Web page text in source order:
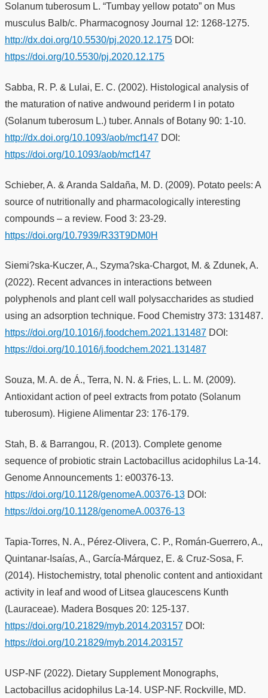
Solanum tuberosum L. “Tumbay yellow potato” on Mus
musculus Balb/c. Pharmacognosy Journal 12: 1268-1275.
http://dx.doi.org/10.5530/pj.2020.12.175DOI:
https://doi.org/10.5530/pj.2020.12.175
Sabba, R. P. & Lulai, E. C. (2002). Histological analysis of
the maturation of native andwound periderm I in potato
(Solanum tuberosum L.) tuber. Annals of Botany 90: 1-10.
http://dx.doi.org/10.1093/aob/mcf147DOI:
https://doi.org/10.1093/aob/mcf147
Schieber, A. & Aranda Saldaña, M. D. (2009). Potato peels: A
source of nutritionally and pharmacologically interesting
compounds – a review. Food 3: 23-29.
https://doi.org/10.7939/R33T9DM0H
Siemi?ska-Kuczer, A., Szyma?ska-Chargot, M. & Zdunek, A.
(2022). Recent advances in interactions between
polyphenols and plant cell wall polysaccharides as studied
using an adsorption technique. Food Chemistry 373: 131487.
https://doi.org/10.1016/j.foodchem.2021.131487DOI:
https://doi.org/10.1016/j.foodchem.2021.131487
Souza, M. A. de Á., Terra, N. N. & Fries, L. L. M. (2009).
Antioxidant action of peel extracts from potato (Solanum
tuberosum). Higiene Alimentar 23: 176-179.
Stah, B. & Barrangou, R. (2013). Complete genome
sequence of probiotic strain Lactobacillus acidophilus La-14.
Genome Announcements 1: e00376-13.
https://doi.org/10.1128/genomeA.00376-13DOI:
https://doi.org/10.1128/genomeA.00376-13
Tapia-Torres, N. A., Pérez-Olivera, C. P., Román-Guerrero, A.,
Quintanar-Isaías, A., García-Márquez, E. & Cruz-Sosa, F.
(2014). Histochemistry, total phenolic content and antioxidant
activity in leaf and wood of Litsea glaucescens Kunth
(Lauraceae). Madera Bosques 20: 125-137.
https://doi.org/10.21829/myb.2014.203157DOI:
https://doi.org/10.21829/myb.2014.203157
USP-NF (2022). Dietary Supplement Monographs,
Lactobacillus acidophilus La-14. USP-NF. Rockville, MD.